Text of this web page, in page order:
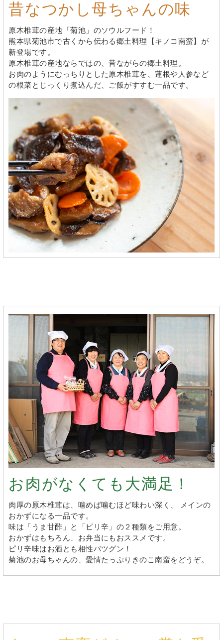
昔なつかし母ちゃんの味
原木椎茸の産地「菊池」のソウルフード！
熊本県菊池市で古くから伝わる郷土料理【キノコ南蛮】が
新登場です。
原木椎茸の産地ならではの、昔ながらの郷土料理。
お肉のようにむっちりとした原木椎茸を、蓮根や人参など
の根菜とじっくり煮込んだ、ご飯がすすむ一品です。
お肉がなくても大満足！
肉厚の原木椎茸は、噛めば噛むほど味わい深く、 メインの
おかずになる一品です。
味は「うま甘酢」と「ピリ辛」の２種類をご用意。
おかずはもちろん、お弁当にもおススメです。
ピリ辛味はお酒とも相性バツグン！
菊池のお母ちゃんの、愛情たっぷりきのこ南蛮をどうぞ。